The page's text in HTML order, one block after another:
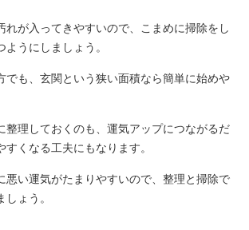
れが入ってきやすいので、こまめに掃除をし
うにしましょう。
でも、玄関という狭い面積なら簡単に始めや
整理しておくのも、運気アップにつながるだ
すくなる工夫にもなります。
悪い運気がたまりやすいので、整理と掃除で
ょう。